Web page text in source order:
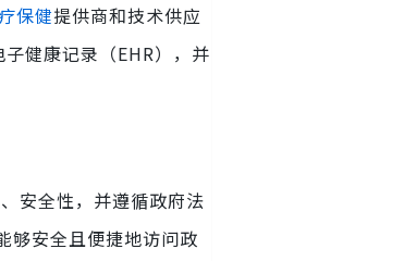
保健提供商和技术供应
健康记录（EHR），并
安全性，并遵循政府法
够安全且便捷地访问政